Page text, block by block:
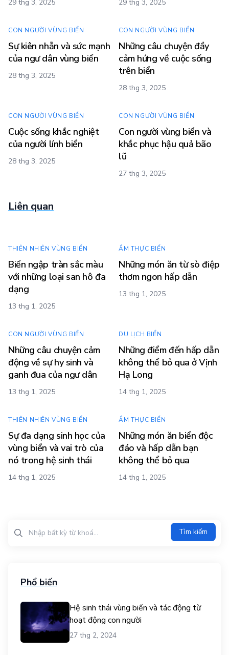
29 thg 3, 2025 29 thg 3, 2025
CON NGƯỜI VÙNG BIỂN
Sự kiên nhẫn và sức mạnh
của ngư dân vùng biển
28 thg 3, 2025
CON NGƯỜI VÙNG BIỂN
Những câu chuyện đầy
cảm hứng về cuộc sống
trên biển
28 thg 3, 2025
CON NGƯỜI VÙNG BIỂN
Cuộc sống khắc nghiệt
của người lính biển
28 thg 3, 2025
CON NGƯỜI VÙNG BIỂN
Con người vùng biển và
khắc phục hậu quả bão
lũ
27 thg 3, 2025
Liên quan
THIÊN NHIÊN VÙNG BIỂN
Biển ngập tràn sắc màu
với những loại san hô đa
dạng
13 thg 1, 2025
ẨM THỰC BIỂN
Những món ăn từ sò điệp
thơm ngon hấp dẫn
13 thg 1, 2025
CON NGƯỜI VÙNG BIỂN
Những câu chuyện cảm
động về sự hy sinh và
ganh đua của ngư dân
13 thg 1, 2025
DU LỊCH BIỂN
Những điểm đến hấp dẫn
không thể bỏ qua ở Vịnh
Hạ Long
14 thg 1, 2025
THIÊN NHIÊN VÙNG BIỂN
Sự đa dạng sinh học của
vùng biển và vai trò của
nó trong hệ sinh thái
14 thg 1, 2025
ẨM THỰC BIỂN
Những món ăn biển độc
đáo và hấp dẫn bạn
không thể bỏ qua
14 thg 1, 2025
Tìm kiếm
Phổ biến
Hệ sinh thái vùng biển và tác động từ
hoạt động con người
27 thg 2, 2024